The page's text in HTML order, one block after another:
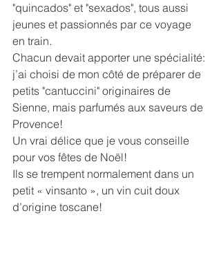
"quincados" et "sexados", tous aussi
jeunes et passionnés par ce voyage
en train.
Chacun devait apporter une spécialité:
j’ai choisi de mon côté de préparer de
petits "cantuccini" originaires de
Sienne, mais parfumés aux saveurs de
Provence!
Un vrai délice que je vous conseille
pour vos fêtes de Noël!
Ils se trempent normalement dans un
petit « vinsanto », un vin cuit doux
d’origine toscane!